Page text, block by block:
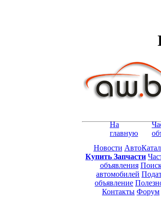
На
главную
Новости
Купить Запчасти
объявления
автомобилей
объявление
Контакты Форум